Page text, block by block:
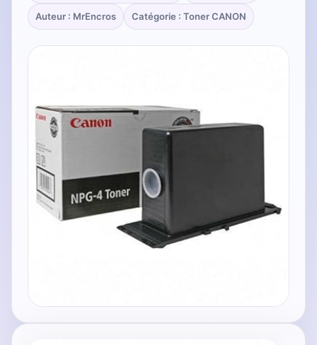
Auteur : MrEncros Catégorie : Toner CANON